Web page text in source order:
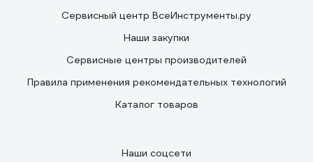
Сервисный центр ВсеИнструменты.ру
Наши закупки
Сервисные центры производителей
Правила применения рекомендательных технологий
Каталог товаров
Наши соцсети